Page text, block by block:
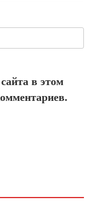
в этом